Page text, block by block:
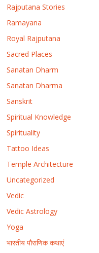
Rajputana Stories
Ramayana
Royal Rajputana
Sacred Places
Sanatan Dharm
Sanatan Dharma
Sanskrit
Spiritual Knowledge
Spirituality
Tattoo Ideas
Temple Architecture
Uncategorized
Vedic
Vedic Astrology
Yoga
भारतीय पौराणिक कथाएं